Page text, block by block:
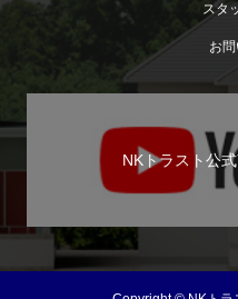
スタ
お
NKトラスト公